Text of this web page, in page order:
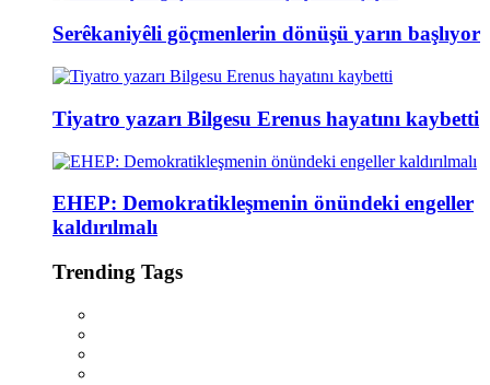
Serêkaniyêli göçmenlerin dönüşü yarın başlıyor
Tiyatro yazarı Bilgesu Erenus hayatını kaybetti
EHEP: Demokratikleşmenin önündeki engeller
kaldırılmalı
Trending Tags